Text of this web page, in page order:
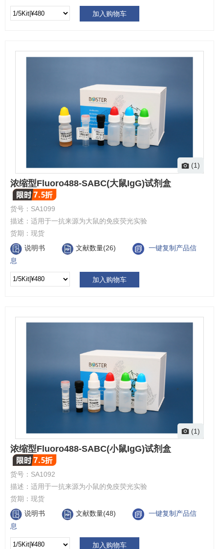
加入购物车
(1)
浓缩型Fluoro488-SABC(大鼠IgG)试剂盒
货号： SA1099
描述： 适用于一抗来源为大鼠的免疫荧光实验
货期： 现货
说明书
文献数量(26)
一键复制产品信
息
加入购物车
(1)
浓缩型Fluoro488-SABC(小鼠IgG)试剂盒
货号： SA1092
描述： 适用于一抗来源为小鼠的免疫荧光实验
货期： 现货
说明书
文献数量(48)
一键复制产品信
息
加入购物车